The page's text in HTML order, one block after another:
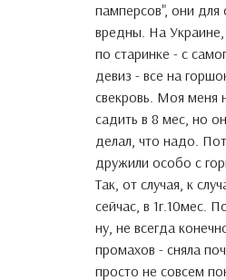
памперсов", они
вредны. На
по старинке - с
девиз - все на
свекровь. Моя меня
садить в 8 мес, но
делал, что надо.
дружили особо с
Так, от случая, к
сейчас, в 1г.10мес.
ну, не всегда
промахов - сняла
просто не совсем